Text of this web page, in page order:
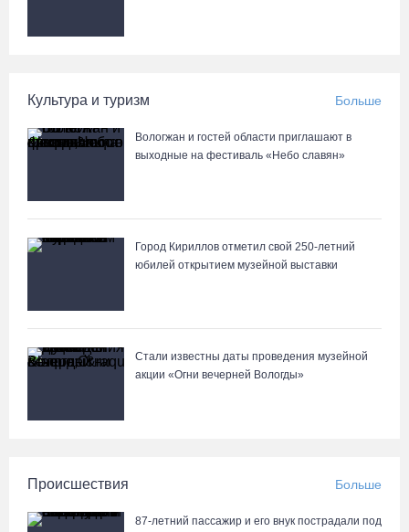
06.08.26 / 16:12
Детская футбольная секция ВоГУ получила поддержку РФС
06.08.26 / 15:40
Культура и туризм Больше
Вологжан и гостей области приглашают в
выходные на фестиваль «Небо славян»
Город Кириллов отметил свой 250-летний
юбилей открытием музейной выставки
Стали известны даты проведения музейной
акции «Огни вечерней Вологды»
Происшествия Больше
87-летний пассажир и его внук пострадали под